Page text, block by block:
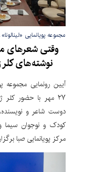
مجموعه پویانمایی
وقتی شعرهای
نوشته‌های
آیین رونمایی مجموعه
۲۷ مهر با حضور
دوست شاعر و
کودک و نوجوان سیما و
مرکز پویانمایی صبا